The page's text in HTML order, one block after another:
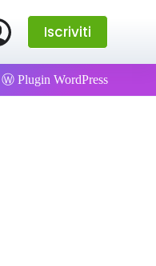
Iscriviti
Ⓦ Plugin WordPress